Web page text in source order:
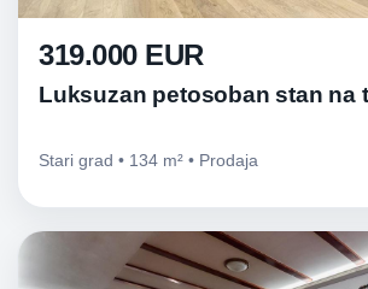
319.000 EUR
Luksuzan petosoban stan na
Stari grad • 134 m² • Prodaja